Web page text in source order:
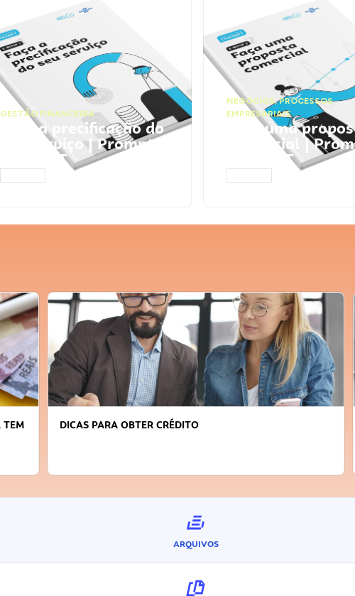
GESTÃO FINANCEIRA
Faça a precificação do
seu serviço | Prompts
ChatGPT
NEGÓCIOS,PROCESSOS
EMPRESARIAIS
Faça uma
comercial |
ChatGPT
FAÇA A DIFERENÇA: SEJA SUSTENTÁVEL, SEJA
ARQUIVOS